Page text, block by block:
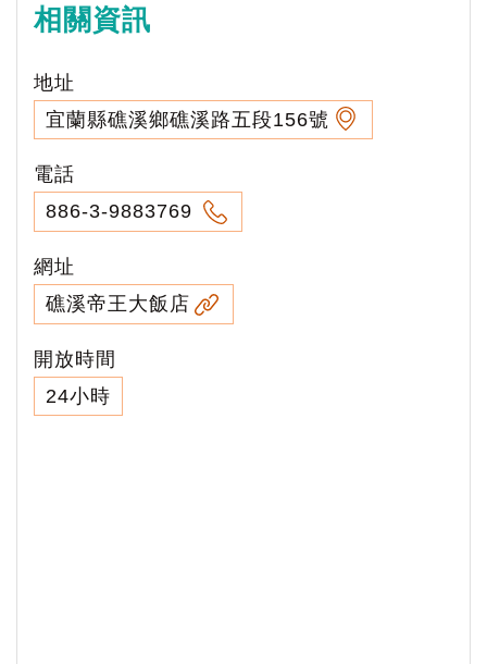
相關資訊
地址
宜蘭縣礁溪鄉礁溪路五段156號
電話
886-3-9883769
網址
礁溪帝王大飯店
開放時間
24小時